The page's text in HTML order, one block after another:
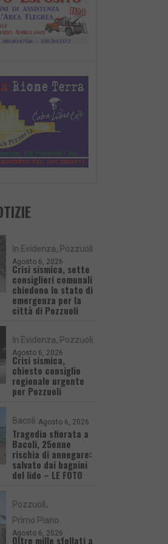
In Evidenza Pozzuoli
Agosto 6, 2026
Crisi sismica, sette
consiglieri comunali
chiedono lo stato di
emergenza per la
città di Pozzuoli
In Evidenza Pozzuoli
Agosto 6, 2026
Crisi sismica,
chiesto consiglio
regionale urgente
per Pozzuoli
Bacoli Agosto 6, 2026
Tragedia sfiorata a
Bacoli, 25enne
rischia di annegare:
salvato dai bagnini
del lido – LE FOTO
Pozzuoli
Primo Piano
Agosto 6, 2026
Oltre mille sfollati a